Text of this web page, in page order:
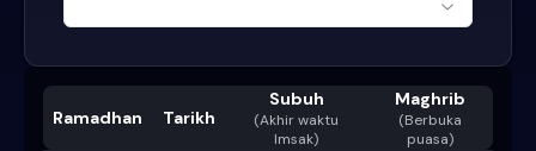
Ramadhan Tarikh
Subuh
(Akhir waktu
Imsak)
Maghrib
(Berbuka
puasa)